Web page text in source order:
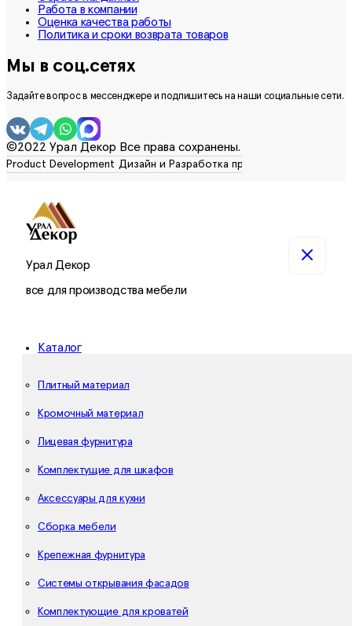
Работа в компании
Оценка качества работы
Политика и сроки возврата товаров
Мы в соц.сетях
Задайте вопрос в мессенджере и подпишитесь на наши социальные сети.
©2022 Урал Декор Все права сохранены.
Урал Декор
все для производства мебели
Каталог
Плитный материал
Кромочный материал
Лицевая фурнитура
Комплектущие для шкафов
Аксессуары для кухни
Сборка мебели
Крепежная фурнитура
Системы открывания фасадов
Комплектующие для кроватей